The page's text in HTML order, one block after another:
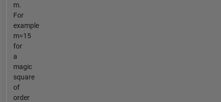
m.
For
example
m=15
for
a
magic
square
of
order